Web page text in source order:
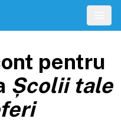
pentru
Școlii tale